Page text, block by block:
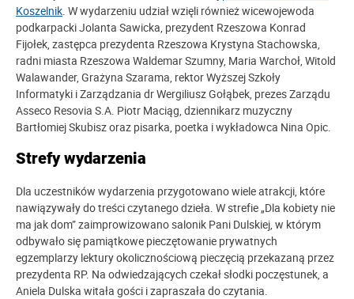
Koszelnik . W wydarzeniu udział wzięli również wicewojewoda
podkarpacki Jolanta Sawicka, prezydent Rzeszowa Konrad
Fijołek, zastępca prezydenta Rzeszowa Krystyna Stachowska,
radni miasta Rzeszowa Waldemar Szumny, Maria Warchoł, Witold
Walawander, Grażyna Szarama, rektor Wyższej Szkoły
Informatyki i Zarządzania dr Wergiliusz Gołąbek, prezes Zarządu
Asseco Resovia S.A. Piotr Maciąg, dziennikarz muzyczny
Bartłomiej Skubisz oraz pisarka, poetka i wykładowca Nina Opic.
Strefy wydarzenia
Dla uczestników wydarzenia przygotowano wiele atrakcji, które
nawiązywały do treści czytanego dzieła. W strefie „Dla kobiety nie
ma jak dom” zaimprowizowano salonik Pani Dulskiej, w którym
odbywało się pamiątkowe pieczętowanie prywatnych
egzemplarzy lektury okolicznościową pieczęcią przekazaną przez
prezydenta RP. Na odwiedzających czekał słodki poczęstunek, a
Aniela Dulska witała gości i zapraszała do czytania.